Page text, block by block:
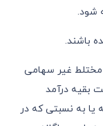
شود.
باشند.
غیر سهامی
بقیه درآمد
یا به نسبتی که در